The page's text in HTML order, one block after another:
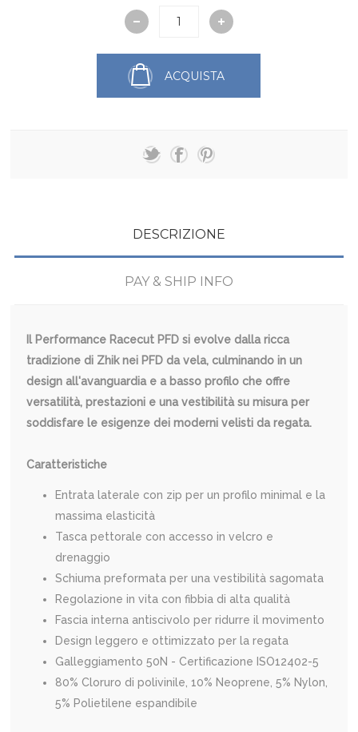
ACQUISTA
DESCRIZIONE
PAY & SHIP INFO
Il Performance Racecut PFD si evolve dalla ricca
tradizione di Zhik nei PFD da vela, culminando in un
design all'avanguardia e a basso profilo che offre
versatilità, prestazioni e una vestibilità su misura per
soddisfare le esigenze dei moderni velisti da regata.
Caratteristiche
Entrata laterale con zip per un profilo minimal e la
massima elasticità
Tasca pettorale con accesso in velcro e
drenaggio
Schiuma preformata per una vestibilità sagomata
Regolazione in vita con fibbia di alta qualità
Fascia interna antiscivolo per ridurre il movimento
Design leggero e ottimizzato per la regata
Galleggiamento 50N - Certificazione ISO12402-5
80% Cloruro di polivinile, 10% Neoprene, 5% Nylon,
5% Polietilene espandibile